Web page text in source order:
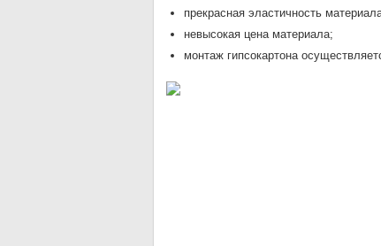
прекрасная эластичность
невысокая цена материала;
монтаж гипсокартона